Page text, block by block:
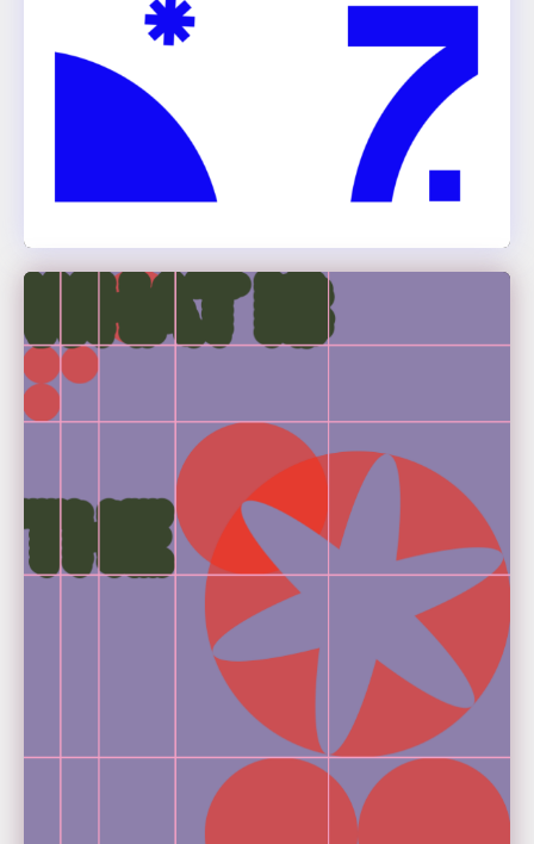
Leia-Maria Autenrieth